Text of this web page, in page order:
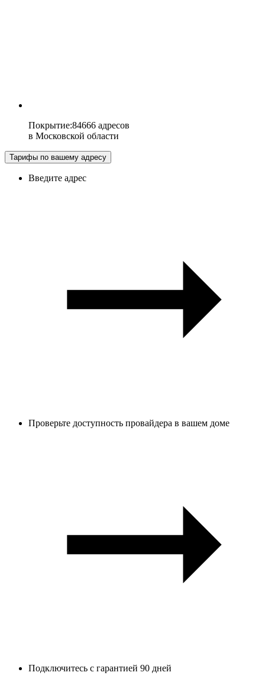
Покрытие:84666 адресов
в Московской области
Тарифы по вашему адресу
Введите адрес
Проверьте доступность провайдера в вашем доме
Подключитесь с гарантией 90 дней